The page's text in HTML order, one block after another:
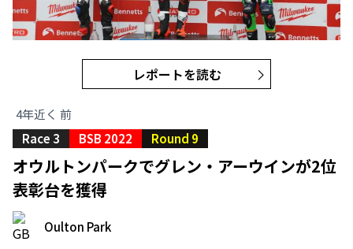
レポートを読む
4年近く 前
Race 3
BSB 2022 Round 9
オウルトンパークでグレン・アーウインが2位
表彰台を獲得
Oulton Park